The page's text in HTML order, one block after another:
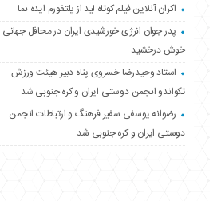
اکران آنلاین فیلم کوتاه لید از پلتفورم ایده نما
پدر جوان انرژی خورشیدی ایران در محافل جهانی
خوش درخشید
استاد وحیدرضا خسروی پناه دبیر هیئت ورزش
تکواندو انجمن دوستی ایران و کره جنوبی شد
رضوانه یوسفی سفیر فرهنگ و ارتباطات انجمن
دوستی ایران و کره جنوبی شد